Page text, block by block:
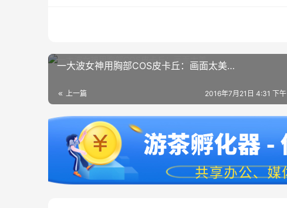
一大波女神用胸部COS皮卡丘：画面太美…
上一篇 2016年7月21日 4:31 下午